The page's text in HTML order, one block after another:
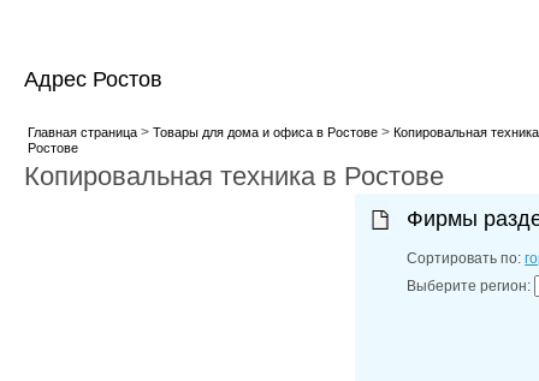
Адрес Ростов
Главная страница> Товары для дома и офиса в Ростове> Копировальная
Ростове
Копировальная техника в Ростове
Фирмы
Сортировать по:
Выберите регион: